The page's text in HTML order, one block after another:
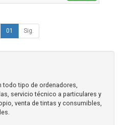
01 Sig.
todo tipo de ordenadores,
servicio técnico a particulares y
venta de tintas y consumibles,